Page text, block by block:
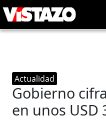
Actualidad
Gobierno
en unos USD